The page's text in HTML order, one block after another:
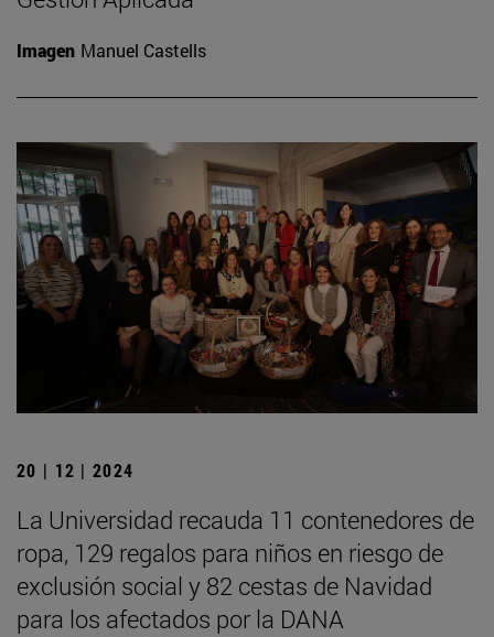
Imagen Manuel Castells
20 | 12 | 2024
La Universidad recauda 11 contenedores de
ropa, 129 regalos para niños en riesgo de
exclusión social y 82 cestas de Navidad
para los afectados por la DANA